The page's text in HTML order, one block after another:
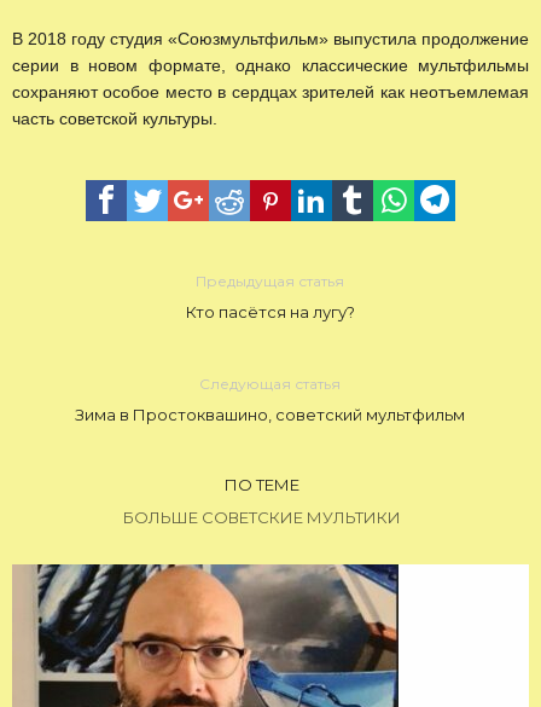
В 2018 году студия «Союзмультфильм» выпустила продолжение
серии в новом формате, однако классические мультфильмы
сохраняют особое место в сердцах зрителей как неотъемлемая
часть советской культуры.
Предыдущая статья
Кто пасётся на лугу?
Следующая статья
Зима в Простоквашино, советский мультфильм
ПО ТЕМЕ
БОЛЬШЕ СОВЕТСКИЕ МУЛЬТИКИ